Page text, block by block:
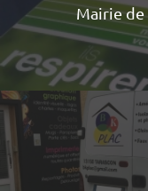
Mairie de